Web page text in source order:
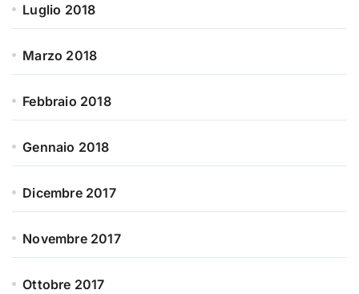
Luglio 2018
Marzo 2018
Febbraio 2018
Gennaio 2018
Dicembre 2017
Novembre 2017
Ottobre 2017